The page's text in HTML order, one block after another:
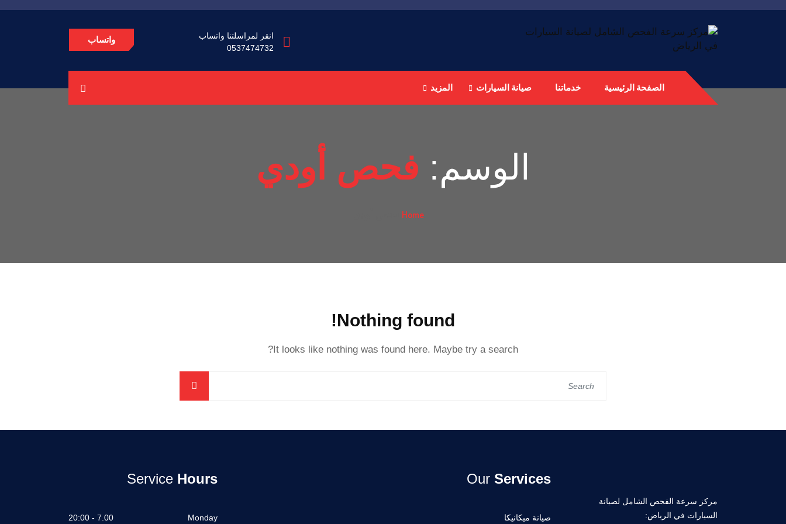
انقر لمراسلتنا واتساب
0537474732
واتساب
الصفحة الرئيسية خدماتنا صيانة السيارات المزيد
الوسم: فحص أودي
Home
Nothing found!
It looks like nothing was found here. Maybe try a search?
مركز سرعة الفحص الشامل لصيانة
السيارات في الرياض:
Our Services
صيانة ميكانيكا
Service Hours
Monday
7.00 - 20:00